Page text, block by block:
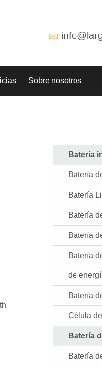
Sobre nosotros
Batería
Batería
Batería
Batería
Batería
Batería
de
Batería
Célula
Batería
Batería